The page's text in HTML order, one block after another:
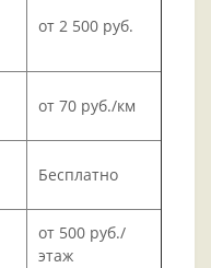
от 2 500 руб.
от 70 руб./км
Бесплатно
от 500 руб./
этаж